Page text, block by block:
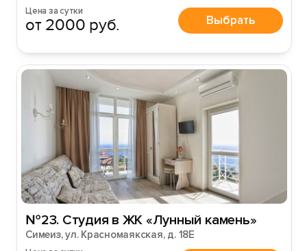
Цена за сутки
от 2000 руб. Выбрать
№23. Студия в ЖК «Лунный камень»
Симеиз, ул. Красномаякская, д. 18Е